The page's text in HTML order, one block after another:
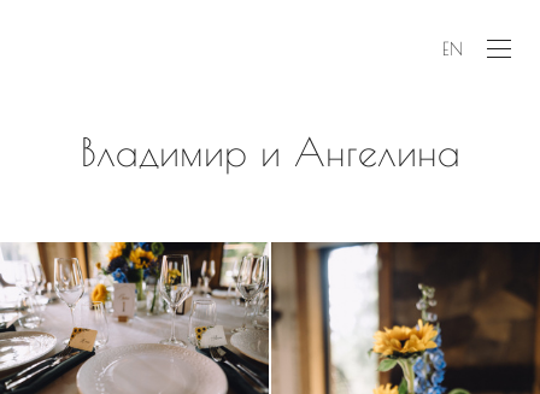
EN
Владимир и Ангелина